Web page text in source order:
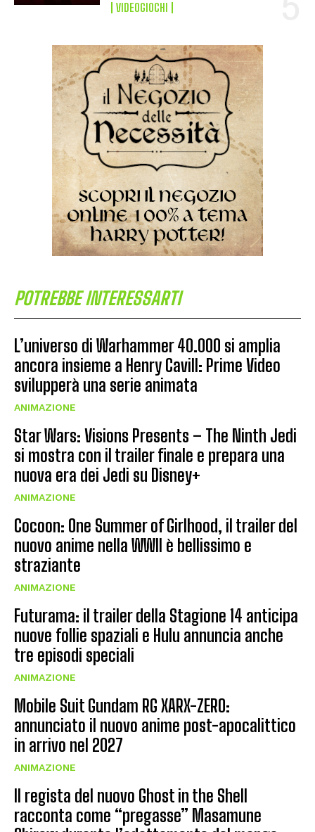
VIDEOGIOCHI
POTREBBE INTERESSARTI
L’universo di Warhammer 40.000 si amplia
ancora insieme a Henry Cavill: Prime Video
svilupperà una serie animata
ANIMAZIONE
Star Wars: Visions Presents – The Ninth Jedi
si mostra con il trailer finale e prepara una
nuova era dei Jedi su Disney+
ANIMAZIONE
Cocoon: One Summer of Girlhood, il trailer del
nuovo anime nella WWII è bellissimo e
straziante
ANIMAZIONE
Futurama: il trailer della Stagione 14 anticipa
nuove follie spaziali e Hulu annuncia anche
tre episodi speciali
ANIMAZIONE
Mobile Suit Gundam RG XARX-ZERO:
annunciato il nuovo anime post-apocalittico
in arrivo nel 2027
ANIMAZIONE
Il regista del nuovo Ghost in the Shell
racconta come “pregasse” Masamune